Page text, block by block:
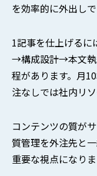
を効率的に外出しで
1記事を仕上げる
→構成設計→本文
程があります。月
注なしでは社内リ
コンテンツの質が
質管理を外注先と
重要な視点になりま